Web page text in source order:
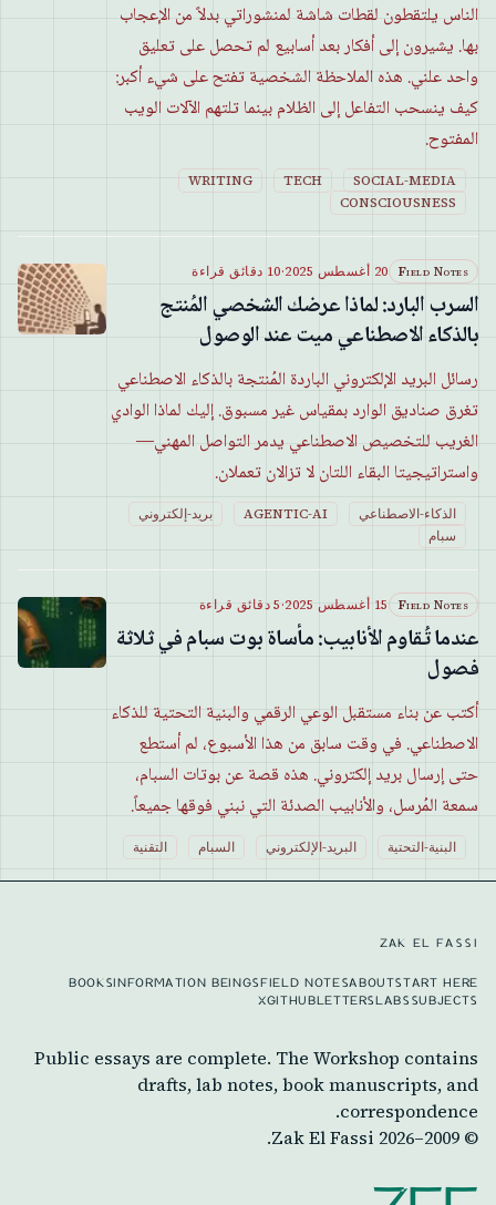
الناس يلتقطون لقطات شاشة لمنشوراتي بدلاً من الإعجاب
بها. يشيرون إلى أفكار بعد أسابيع لم تحصل على تعليق
واحد علني. هذه الملاحظة الشخصية تفتح على شيء أكبر:
كيف ينسحب التفاعل إلى الظلام بينما تلتهم الآلات الويب
المفتوح.
SOCIAL-MEDIA
TECH
WRITING
CONSCIOUSNESS
Field Notes 20 أغسطس 2025 ·10 دقائق قراءة
السرب البارد: لماذا عرضك الشخصي المُنتج
بالذكاء الاصطناعي ميت عند الوصول
رسائل البريد الإلكتروني الباردة المُنتجة بالذكاء الاصطناعي
تغرق صناديق الوارد بمقياس غير مسبوق. إليك لماذا الوادي
الغريب للتخصيص الاصطناعي يدمر التواصل المهني—
واستراتيجيتا البقاء اللتان لا تزالان تعملان.
الذكاء-الاصطناعي AGENTIC-AI
بريد-إلكتروني
سبام
Field Notes 15 أغسطس 2025 ·5 دقائق قراءة
عندما تُقاوم الأنابيب: مأساة بوت سبام في ثلاثة
فصول
أكتب عن بناء مستقبل الوعي الرقمي والبنية التحتية للذكاء
الاصطناعي. في وقت سابق من هذا الأسبوع، لم أستطع
حتى إرسال بريد إلكتروني. هذه قصة عن بوتات السبام،
سمعة المُرسل، والأنابيب الصدئة التي نبني فوقها جميعاً.
البنية-التحتية البريد-الإلكتروني السبام التقنية
ZAK EL FASSI
START HERE
ABOUT
FIELD NOTES
INFORMATION BEINGS
BOOKS
SUBJECTS
LABS
LETTERS
GITHUB
X
Public essays are complete. The Workshop contains
drafts, lab notes, book manuscripts, and
correspondence.
© 2009–
2026